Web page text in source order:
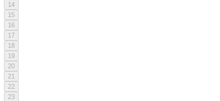
14
15
16
17
18
19
20
21
22
23